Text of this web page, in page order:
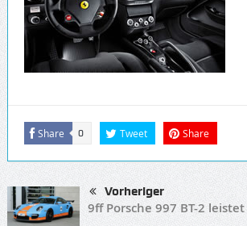
Share 0 Tweet Share
Vorheriger
9ff Porsche 997 BT-2 leistet